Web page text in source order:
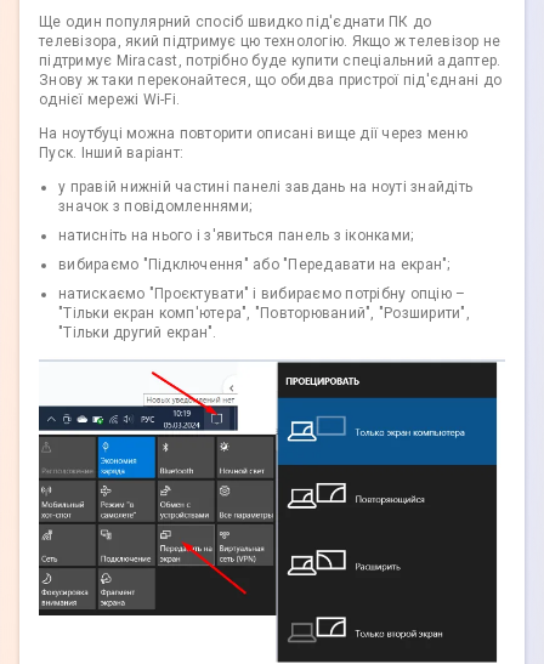
Ще один популярний спосіб швидко під'єднати ПК до
телевізора, який підтримує цю технологію. Якщо ж телевізор не
підтримує Miracast, потрібно буде купити спеціальний адаптер.
Знову ж таки переконайтеся, що обидва пристрої під'єднані до
однієї мережі Wi-Fi.
На ноутбуці можна повторити описані вище дії через меню
Пуск. Інший варіант:
у правій нижній частині панелі завдань на ноуті знайдіть
значок з повідомленнями;
натисніть на нього і з'явиться панель з іконками;
вибираємо "Підключення" або "Передавати на екран";
натискаємо "Проєктувати" і вибираємо потрібну опцію –
"Тільки екран комп'ютера", "Повторюваний", "Розширити",
"Тільки другий екран".